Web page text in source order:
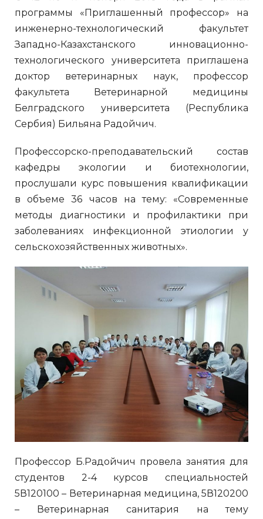
программы «Приглашенный профессор» на
инженерно-технологический факультет
Западно-Казахстанского инновационно-
технологического университета приглашена
доктор ветеринарных наук, профессор
факультета Ветеринарной медицины
Белградского университета (Республика
Сербия) Бильяна Радойчич.
Профессорско-преподавательский состав
кафедры экологии и биотехнологии,
прослушали курс повышения квалификации
в объеме 36 часов на тему: «Современные
методы диагностики и профилактики при
заболеваниях инфекционной этиологии у
сельскохозяйственных животных».
Профессор Б.Радойчич провела занятия для
студентов 2-4 курсов специальностей
5В120100 – Ветеринарная медицина, 5В120200
– Ветеринарная санитария на тему